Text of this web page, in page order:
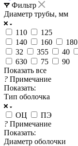
Фильтр
Диаметр трубы, мм
110
125
140
160 180
32
355 40
630
75
90
Показать все
? Примечание
Показать:
Тип оболочка
ОЦ
ПЭ
? Примечание
Показать:
Диаметр оболочки